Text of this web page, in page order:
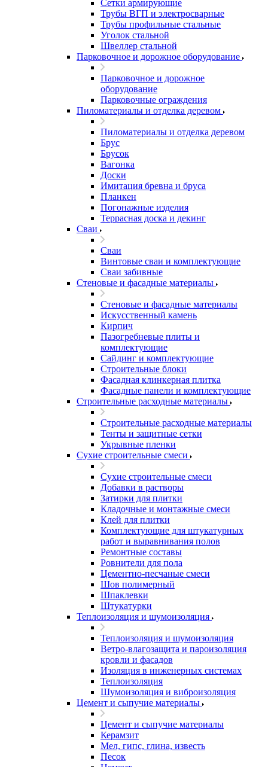
Сетки армирующие
Трубы ВГП и электросварные
Трубы профильные стальные
Уголок стальной
Швеллер стальной
Парковочное и дорожное оборудование
Парковочное и дорожное
оборудование
Парковочные ограждения
Пиломатериалы и отделка деревом
Пиломатериалы и отделка деревом
Брус
Брусок
Вагонка
Доски
Имитация бревна и бруса
Планкен
Погонажные изделия
Террасная доска и декинг
Сваи
Сваи
Винтовые сваи и комплектующие
Сваи забивные
Стеновые и фасадные материалы
Стеновые и фасадные материалы
Искусственный камень
Кирпич
Пазогребневые плиты и
комплектующие
Сайдинг и комплектующие
Строительные блоки
Фасадная клинкерная плитка
Фасадные панели и комплектующие
Строительные расходные материалы
Строительные расходные материалы
Тенты и защитные сетки
Укрывные пленки
Сухие строительные смеси
Сухие строительные смеси
Добавки в растворы
Затирки для плитки
Кладочные и монтажные смеси
Клей для плитки
Комплектующие для штукатурных
работ и выравнивания полов
Ремонтные составы
Ровнители для пола
Цементно-песчаные смеси
Шов полимерный
Шпаклевки
Штукатурки
Теплоизоляция и шумоизоляция
Теплоизоляция и шумоизоляция
Ветро-влагозащита и пароизоляция
кровли и фасадов
Изоляция в инженерных системах
Теплоизоляция
Шумоизоляция и виброизоляция
Цемент и сыпучие материалы
Цемент и сыпучие материалы
Керамзит
Мел, гипс, глина, известь
Песок